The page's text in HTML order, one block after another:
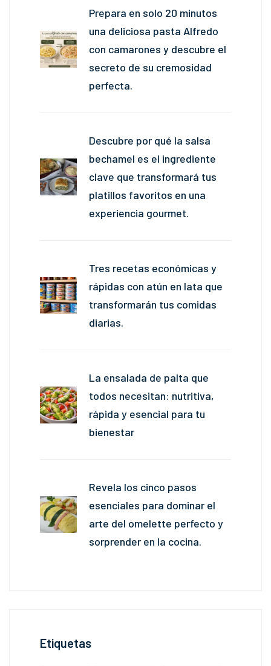
Prepara en solo 20 minutos
una deliciosa pasta Alfredo
con camarones y descubre el
secreto de su cremosidad
perfecta.
Descubre por qué la salsa
bechamel es el ingrediente
clave que transformará tus
platillos favoritos en una
experiencia gourmet.
Tres recetas económicas y
rápidas con atún en lata que
transformarán tus comidas
diarias.
La ensalada de palta que
todos necesitan: nutritiva,
rápida y esencial para tu
bienestar
Revela los cinco pasos
esenciales para dominar el
arte del omelette perfecto y
sorprender en la cocina.
Etiquetas